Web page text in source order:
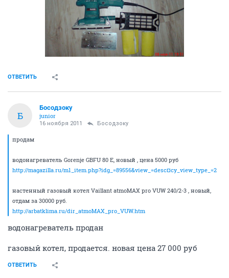
ОТВЕТИТЬ
Б
Босодзоку
junior
16 ноября 2011 Босодзоку
продам
водонагреватель Gorenje GBFU 80 E, новый , цена 5000 руб
http://magazilla.ru/m1_item.php?idg_=89556&view_=desc¤cy_view_type_=2
настенный газовый котел Vaillant atmoMAX pro VUW 240/2-3 , новый,
отдам за 30000 руб.
http://arbatklima.ru/dir_atmoMAX_pro_VUW.htm
водонагреватель продан
газовый котел, продается. новая цена 27 000 руб
ОТВЕТИТЬ